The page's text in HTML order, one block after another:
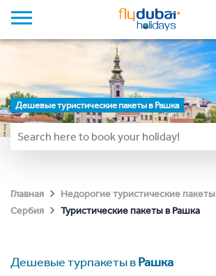
Дешевые туристические пакеты в Рашка
Главная Недорогие туристические пакеты
Сербия
Туристические пакеты в Рашка
Дешевые турпакеты вРашка